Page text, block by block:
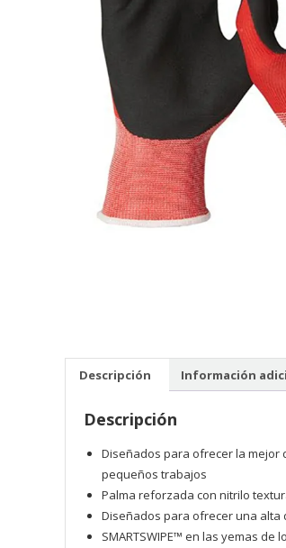
Descripción Información
Descripción
Diseñados para ofrecer la mejor
pequeños trabajos
Palma reforzada con nitrilo
Diseñados para ofrecer una
SMARTSWIPE™ en las yemas